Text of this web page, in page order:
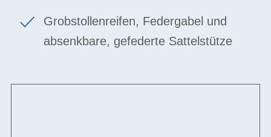
Grobstollenreifen, Federgabel und
absenkbare, gefederte Sattelstütze